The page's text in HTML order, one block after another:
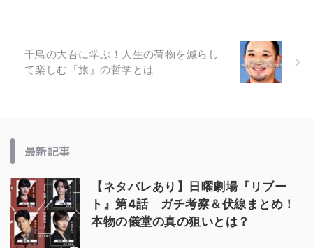
千鳥の大吾に学ぶ！人生の荷物を減らし
て楽しむ『旅』の哲学とは
最新記事
【ネタバレあり】日曜劇場『リブー
ト』第4話 ガチ考察＆伏線まとめ！
本物の儀堂の真の狙いとは？